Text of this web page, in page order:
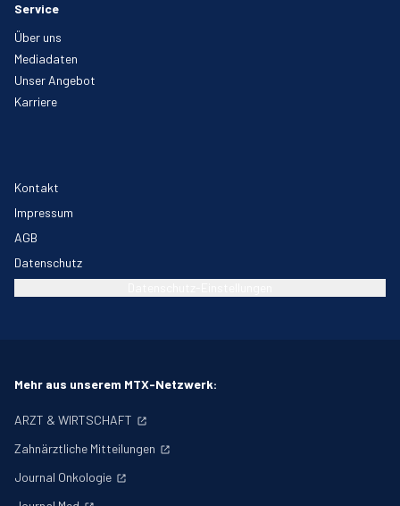
Service
Über uns
Mediadaten
Unser Angebot
Karriere
Kontakt
Impressum
AGB
Datenschutz
Mehr aus unserem MTX-Netzwerk:
ARZT & WIRTSCHAFT
Zahnärztliche Mitteilungen
Journal Onkologie